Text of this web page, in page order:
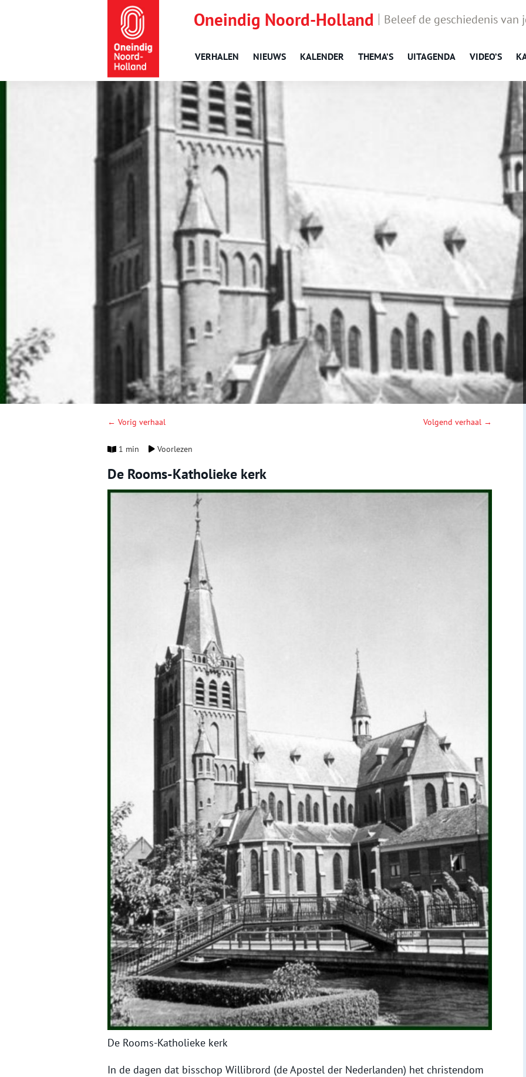
Oneindig Noord-Holland Beleef de geschiedenis van
VERHALEN NIEUWS KALENDER THEMA’S UITAGENDA VIDEO’S
← Vorig verhaal Volgend verhaal →
1 min Voorlezen
De Rooms-Katholieke kerk
De Rooms-Katholieke kerk
In de dagen dat bisschop Willibrord (de Apostel der Nederlanden) het christendom